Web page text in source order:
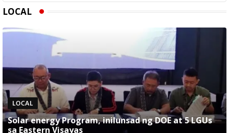
LOCAL
LOCAL
Solar energy Program, inilunsad ng DOE at 5 LGUs
sa Eastern Visayas